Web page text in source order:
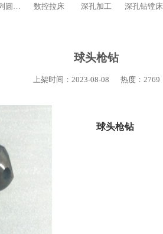
DS系列圆棒钻孔专机 数控拉床 深孔加工 深孔钻镗床
球头枪钻
上架时间：2023-08-08 热度：2769
球头枪钻